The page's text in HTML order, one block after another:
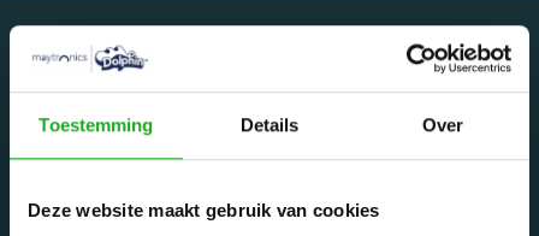
Toestemming Details Over
Deze website maakt gebruik van cookies
Dolphinrobot - Onderdeel van Zwemland B.V. www.zwemland.nl